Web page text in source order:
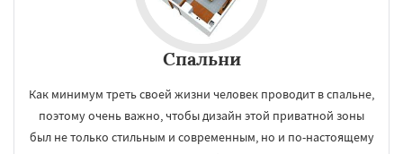
Спальни
Как минимум треть своей жизни человек проводит в спальне,
поэтому очень важно, чтобы дизайн этой приватной зоны
был не только стильным и современным, но и по-настоящему